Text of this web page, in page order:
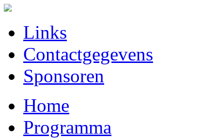
Links
Contactgegevens
Sponsoren
Home
Programma